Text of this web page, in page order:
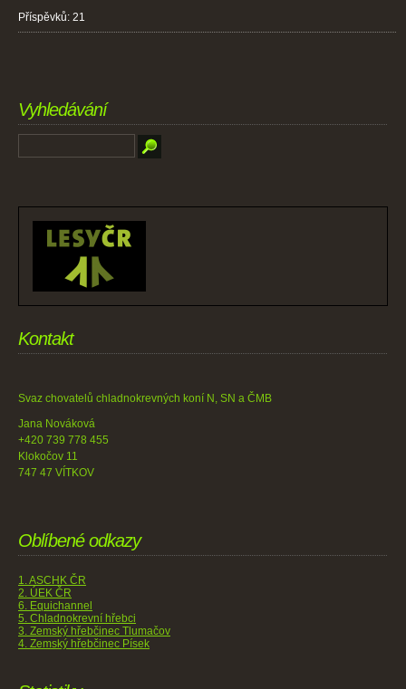
Příspěvků: 21
Vyhledávání
Kontakt
Svaz chovatelů chladnokrevných koní N, SN a ČMB
Jana Nováková
+420 739 778 455
Klokočov 11
747 47 VÍTKOV
Oblíbené odkazy
1. ASCHK ČR
2. ÚEK ČR
6. Equichannel
5. Chladnokrevní hřebci
3. Zemský hřebčinec Tlumačov
4. Zemský hřebčinec Písek